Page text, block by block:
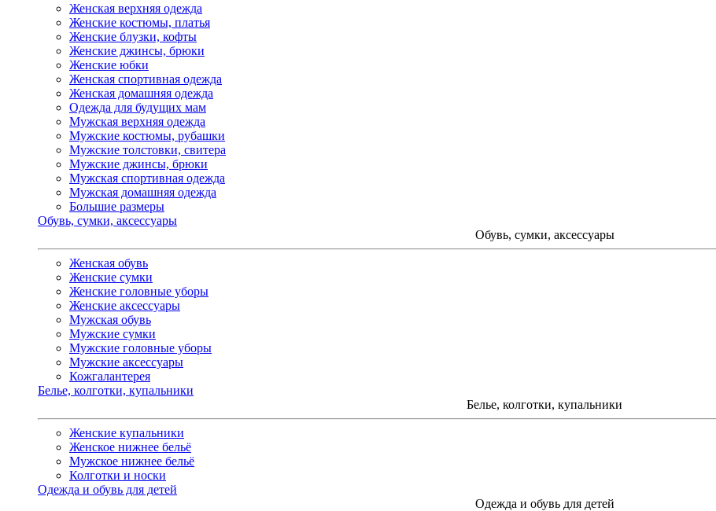
Женская верхняя одежда
Женские костюмы, платья
Женские блузки, кофты
Женские джинсы, брюки
Женские юбки
Женская спортивная одежда
Женская домашняя одежда
Одежда для будущих мам
Мужская верхняя одежда
Мужские костюмы, рубашки
Мужские толстовки, свитера
Мужские джинсы, брюки
Мужская спортивная одежда
Мужская домашняя одежда
Большие размеры
Обувь, сумки, аксессуары
Обувь, сумки, аксессуары
Женская обувь
Женские сумки
Женские головные уборы
Женские аксессуары
Мужская обувь
Мужские сумки
Мужские головные уборы
Мужские аксессуары
Кожгалантерея
Белье, колготки, купальники
Белье, колготки, купальники
Женские купальники
Женское нижнее бельё
Мужское нижнее бельё
Колготки и носки
Одежда и обувь для детей
Одежда и обувь для детей